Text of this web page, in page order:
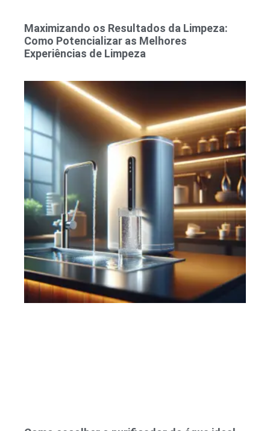
Maximizando os Resultados da Limpeza:
Como Potencializar as Melhores
Experiências de Limpeza